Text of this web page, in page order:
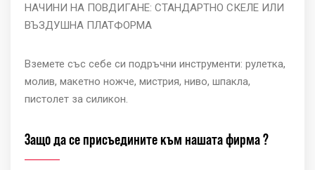
НАЧИНИ НА ПОВДИГАНЕ: СТАНДАРТНО СКЕЛЕ ИЛИ
ВЪЗДУШНА ПЛАТФОРМА
Вземете със себе си подръчни инструменти: рулетка,
молив, макетно ножче, мистрия, ниво, шпакла,
пистолет за силикон.
Защо да се присъедините към нашата фирма ?